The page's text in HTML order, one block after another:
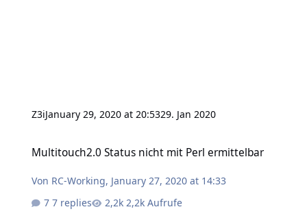
Z3iJanuary 29, 2020 at 20:5329. Jan 2020
Multitouch2.0 Status nicht mit Perl ermittelbar
Von RC-Working, January 27, 2020 at 14:33
7 replies
2,2k Aufrufe